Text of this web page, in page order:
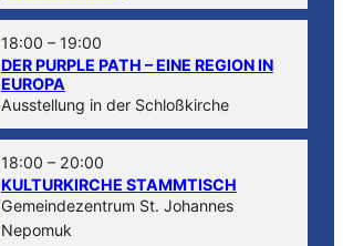
18:00 –19:00
DER PURPLE PATH – EINE REGION IN
EUROPA
Ausstellung in der Schloßkirche
18:00 –20:00
KULTURKIRCHE STAMMTISCH
Gemeindezentrum St. Johannes
Nepomuk